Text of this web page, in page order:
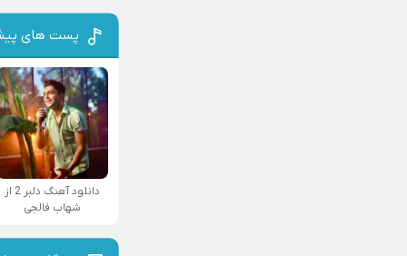
پست های
دانلود آهنگ دلبر 2 از
شهاب فالجی